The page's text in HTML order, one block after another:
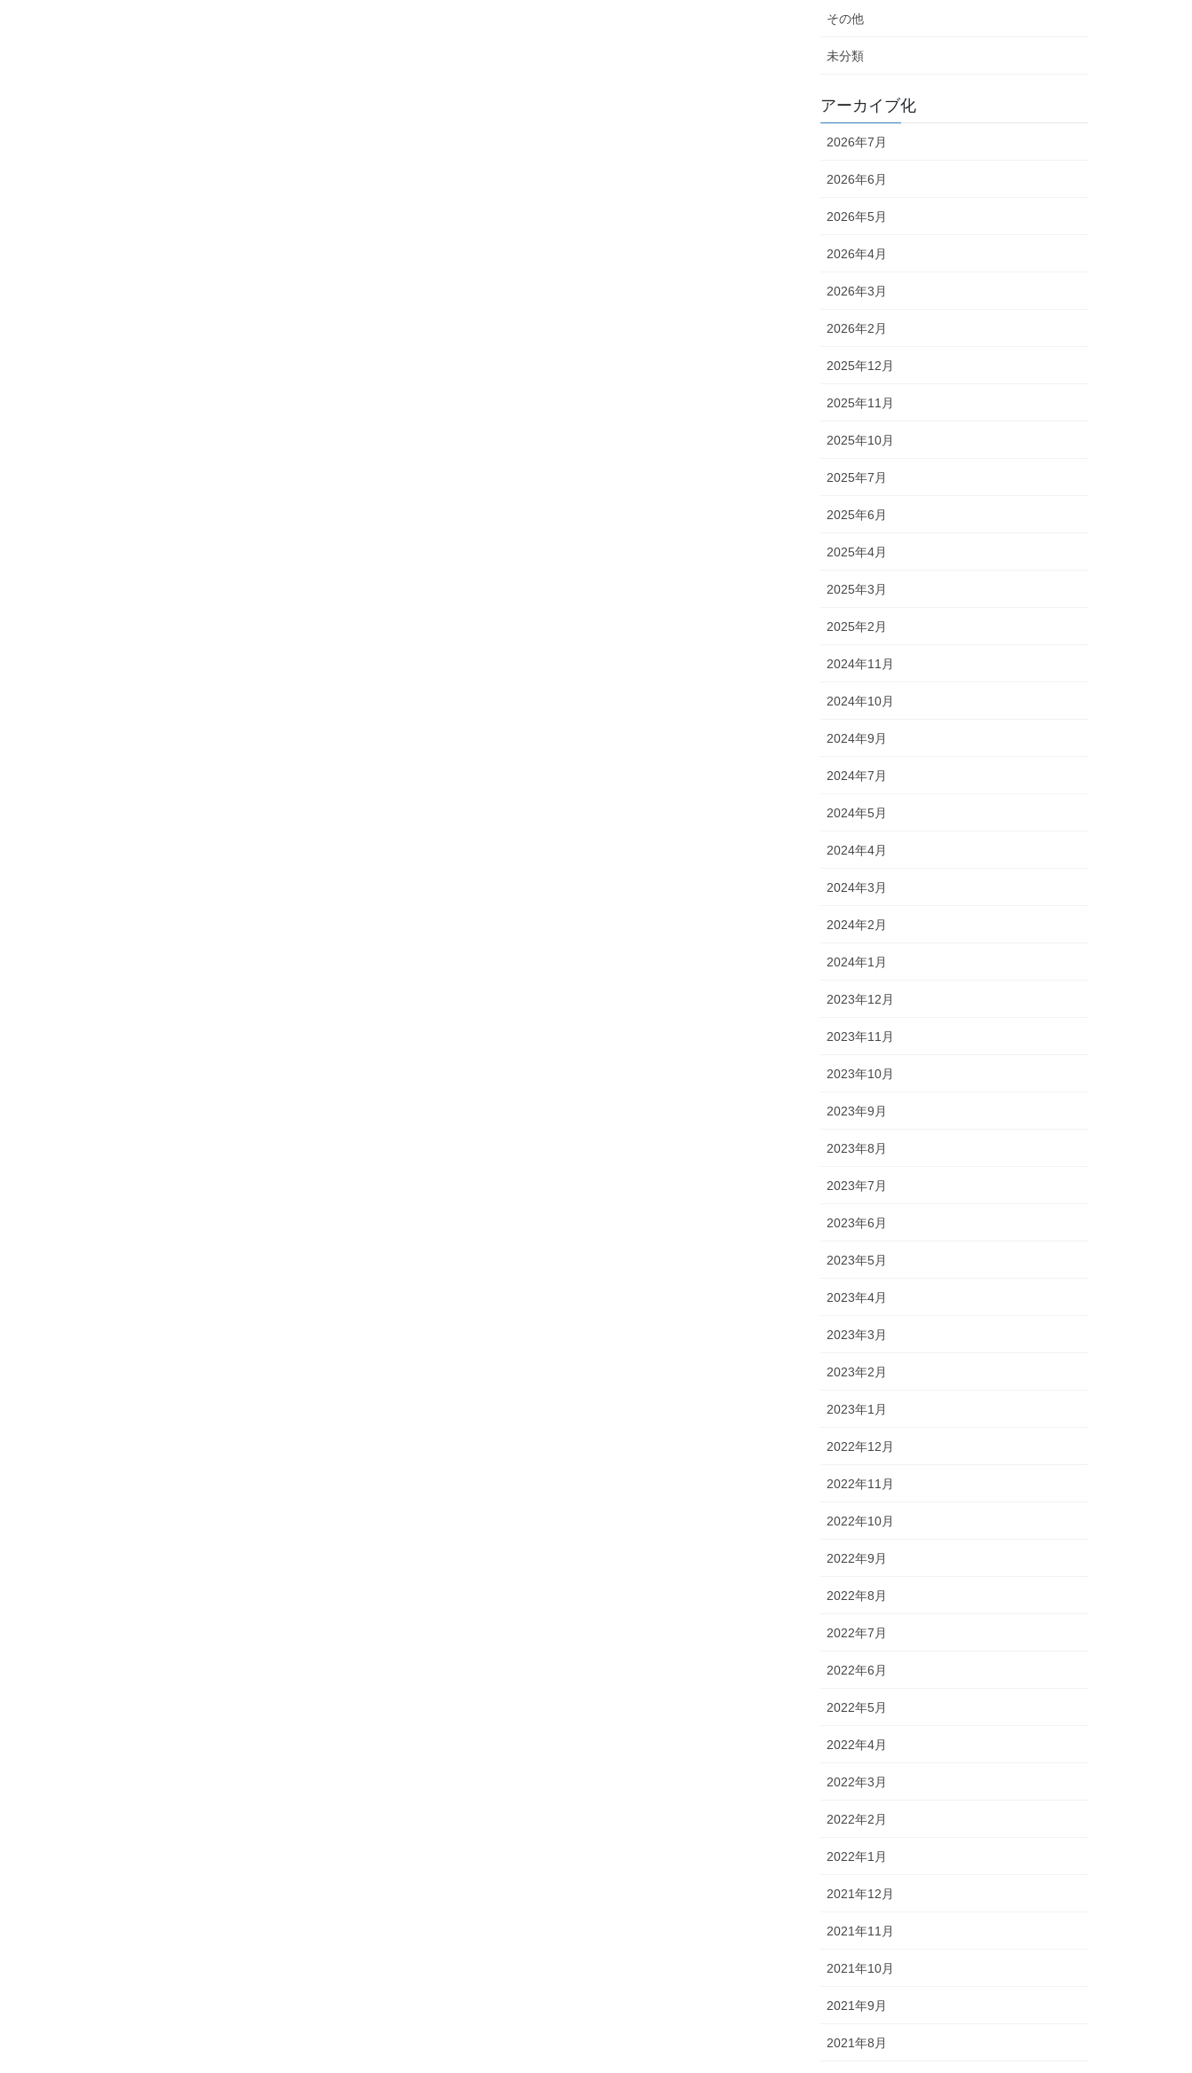
その他
未分類
アーカイブ化
2026年7月
2026年6月
2026年5月
2026年4月
2026年3月
2026年2月
2025年12月
2025年11月
2025年10月
2025年7月
2025年6月
2025年4月
2025年3月
2025年2月
2024年11月
2024年10月
2024年9月
2024年7月
2024年5月
2024年4月
2024年3月
2024年2月
2024年1月
2023年12月
2023年11月
2023年10月
2023年9月
2023年8月
2023年7月
2023年6月
2023年5月
2023年4月
2023年3月
2023年2月
2023年1月
2022年12月
2022年11月
2022年10月
2022年9月
2022年8月
2022年7月
2022年6月
2022年5月
2022年4月
2022年3月
2022年2月
2022年1月
2021年12月
2021年11月
2021年10月
2021年9月
2021年8月